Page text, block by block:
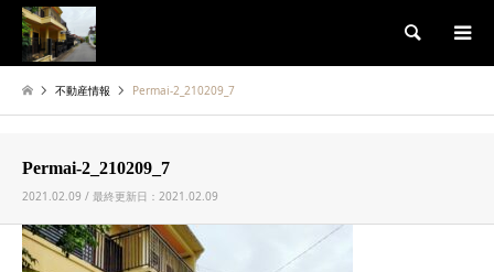
検索
不動産情報 Permai-2_210209_7
Permai-2_210209_7
2021.02.09 / 最終更新日：2021.02.09